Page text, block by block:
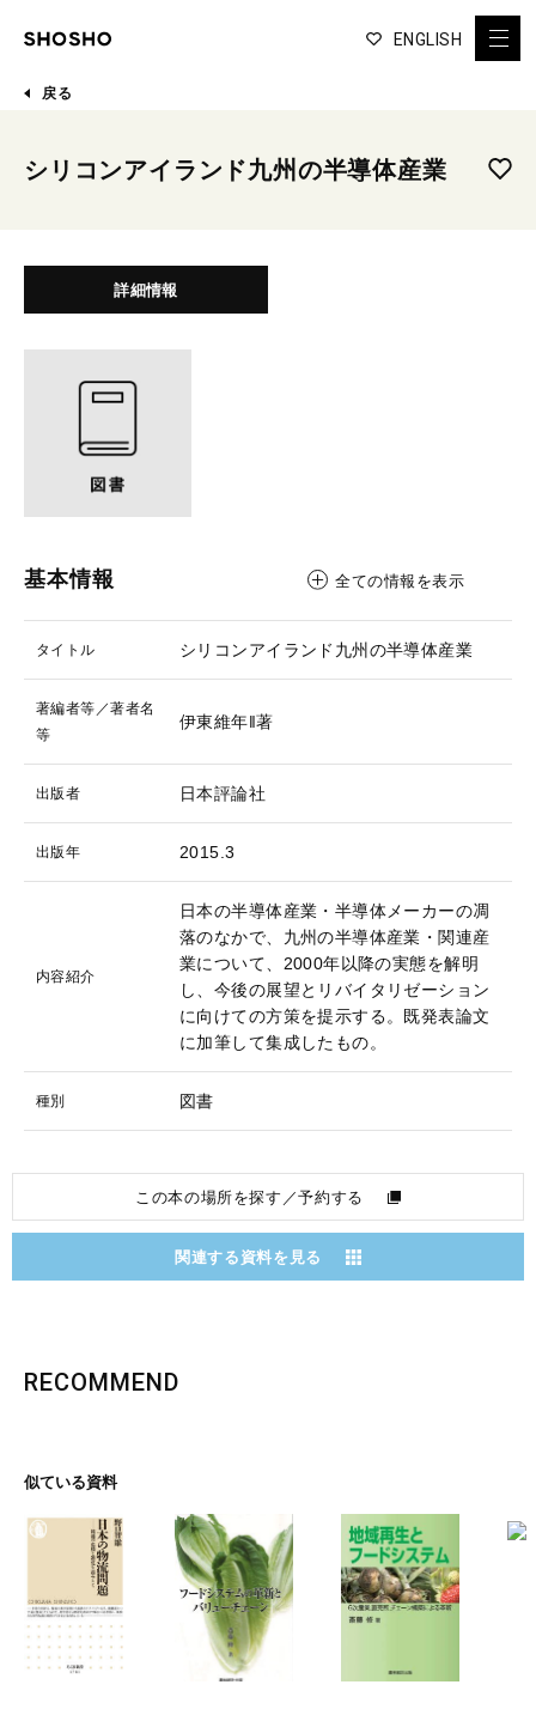
ENGLISH
戻る
シリコンアイランド九州の半導体産業
詳細情報
基本情報 全ての情報を表示
タイトル シリコンアイランド九州の半導体産業
著編者等／著者名
等
伊東維年‖著
出版者 日本評論社
出版年 2015.3
内容紹介
日本の半導体産業・半導体メーカーの凋
落のなかで、九州の半導体産業・関連産
業について、2000年以降の実態を解明
し、今後の展望とリバイタリゼーション
に向けての方策を提示する。既発表論文
に加筆して集成したもの。
種別 図書
この本の場所を探す／予約する
関連する資料を見る
RECOMMEND
似ている資料